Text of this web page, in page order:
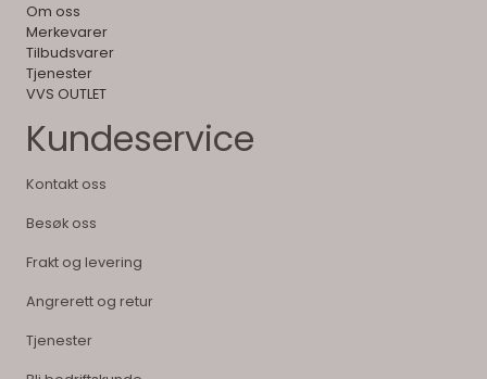
Om oss
Merkevarer
Tilbudsvarer
Tjenester
VVS OUTLET
Kundeservice
Kontakt oss
Besøk oss
Frakt og levering
Angrerett og retur
Tjenester